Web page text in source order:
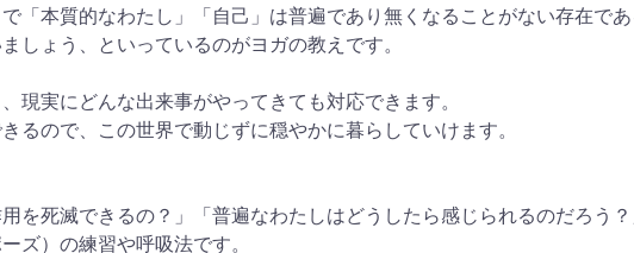
「本質的なわたし」「自己」は普遍であり無くなることがない存在で
しょう、といっているのがヨガの教えです。
現実にどんな出来事がやってきても対応できます。
るので、この世界で動じずに穏やかに暮らしていけます。
を死滅できるの？」「普遍なわたしはどうしたら感じられるのだろう
ズ）の練習や呼吸法です。